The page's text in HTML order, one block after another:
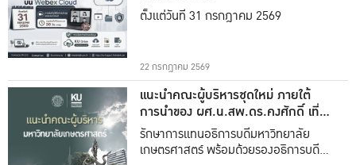
ตั้งแต่วันที่ 31 กรกฎาคม 2569
22 กรกฎาคม 2569
แนะนำคณะผู้บริหารชุดใหม่ ภายใต้
การนำของ ผศ.น.สพ.ดร.คงศักดิ์ เที่ยง
ธรรม
รักษาการแทนอธิการบดีมหาวิทยาลัย
เกษตรศาสตร์ พร้อมด้วยรองอธิการบดีทั้ง